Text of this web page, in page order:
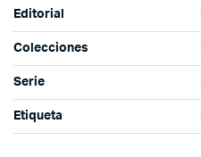
Editorial
Colecciones
Serie
Etiqueta